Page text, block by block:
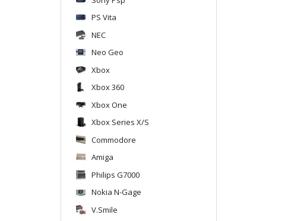
PS Vita
NEC
Neo Geo
Xbox
Xbox 360
Xbox One
Xbox Series X/S
Commodore
Amiga
Philips G7000
Nokia N-Gage
V.Smile